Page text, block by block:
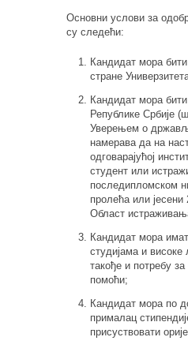
Основни услови за
су следећи:
Кандидат мора
стране
Кандидат мора
Републике Србије
Уверењем о
намерава да на
одговарајућој
студент или
последипломском
пролећа или јесени
Област
Кандидат мора
студијама и високе
такође и потребу
помоћи;
Кандидат мора по
прималац
присуствовати